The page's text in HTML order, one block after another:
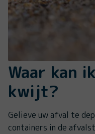
Waar kan
kwijt?
Gelieve uw afval te
containers in de